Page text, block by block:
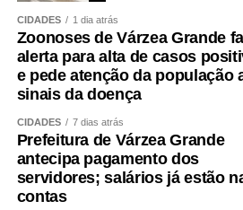
CIDADES 1 dia atrás
Zoonoses de Várzea Grande
alerta para alta de casos
e pede atenção da população
sinais da doença
CIDADES 7 dias atrás
Prefeitura de Várzea Grande
antecipa pagamento dos
servidores; salários já estão
contas